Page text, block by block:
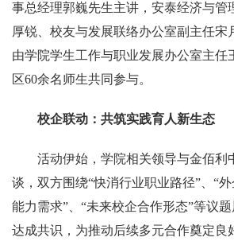
事总经理郭巍先生主讲，安泰经济与管
厚锐、校友与发展联络办公室副主任宋
由学院学生工作与职业发展办公室主任
区60余名师生共同参与。
校企联动：共筑实践育人新生态
活动伊始，学院相关领导与金佰利
谈，双方围绕“快消行业职业路径”
“
能力需求”、“未来校企合作形态”等议
达成共识，为推动后续多元合作奠定良